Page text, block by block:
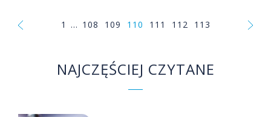
opłacenia możemy zdecydować się na pożyczkę dla firm na
1 ... 108 109 110 111 112 113
NAJCZĘŚCIEJ CZYTANE